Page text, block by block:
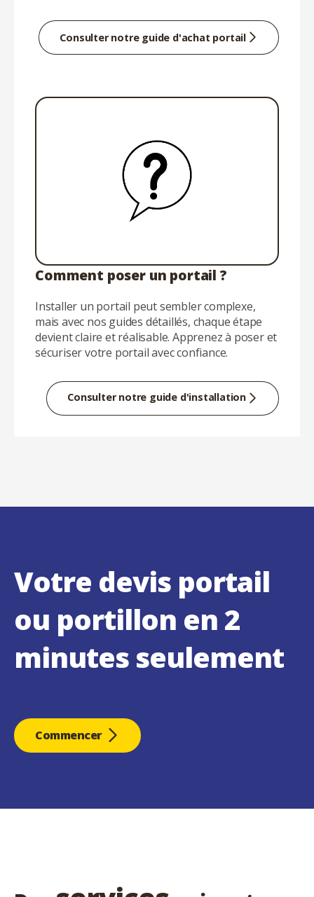
Consulter notre guide d'achat portail
Comment poser un portail ?
Installer un portail peut sembler complexe,
mais avec nos guides détaillés, chaque étape
devient claire et réalisable. Apprenez à poser et
sécuriser votre portail avec confiance.
Consulter notre guide d'installation
Votre devis portail
ou portillon en 2
minutes seulement
Commencer